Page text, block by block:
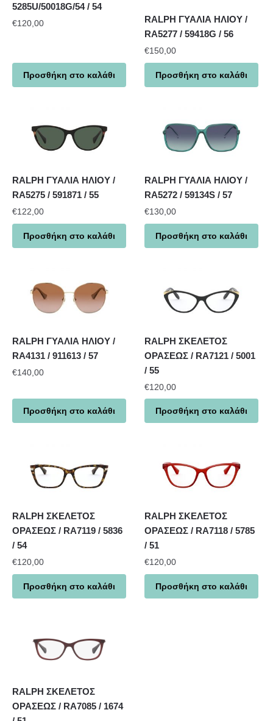
5285U/50018G/54 / 54
€120,00
Προσθήκη στο καλάθι
RALPH ΓΥΑΛΙΑ ΗΛΙΟΥ /
RA5277 / 59418G / 56
€150,00
Προσθήκη στο καλάθι
RALPH ΓΥΑΛΙΑ ΗΛΙΟΥ /
RA5275 / 591871 / 55
€122,00
Προσθήκη στο καλάθι
RALPH ΓΥΑΛΙΑ ΗΛΙΟΥ /
RA5272 / 59134S / 57
€130,00
Προσθήκη στο καλάθι
RALPH ΓΥΑΛΙΑ ΗΛΙΟΥ /
RA4131 / 911613 / 57
€140,00
Προσθήκη στο καλάθι
RALPH ΣΚΕΛΕΤΟΣ
ΟΡΑΣΕΩΣ / RA7121 / 5001
/ 55
€120,00
Προσθήκη στο καλάθι
RALPH ΣΚΕΛΕΤΟΣ
ΟΡΑΣΕΩΣ / RA7119 / 5836
/ 54
€120,00
Προσθήκη στο καλάθι
RALPH ΣΚΕΛΕΤΟΣ
ΟΡΑΣΕΩΣ / RA7118 / 5785
/ 51
€120,00
Προσθήκη στο καλάθι
RALPH ΣΚΕΛΕΤΟΣ
ΟΡΑΣΕΩΣ / RA7085 / 1674